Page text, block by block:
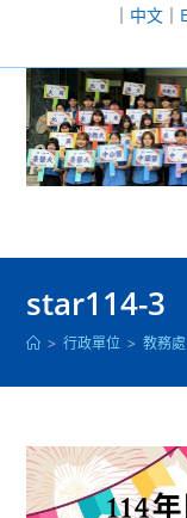
至
｜ 中文｜
star114-3
> 行政單位 > 教務處